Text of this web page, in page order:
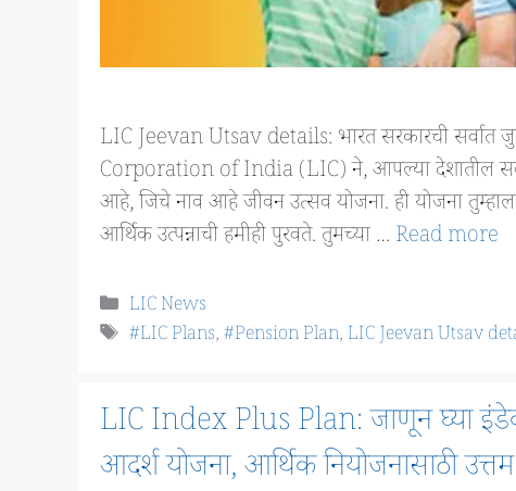
LIC Jeevan Utsav details: भारत सरकारची सर्वात
Corporation of India (LIC) ने, आपल्या देशातील सर्व
आहे, जिचे नाव आहे जीवन उत्सव योजना. ही योजना
आर्थिक उत्पन्नाची हमीही पुरवते. तुमच्या … Read more
Categories
LIC News
Tags
#LIC Plans,#Pension Plan, LIC Jeevan Utsav
LIC Index Plus Plan: जाणून घ्या
आदर्श योजना, आर्थिक नियोजनासाठी उत्तम